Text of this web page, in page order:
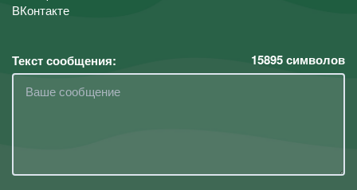
Текст сообщения: 15895символов